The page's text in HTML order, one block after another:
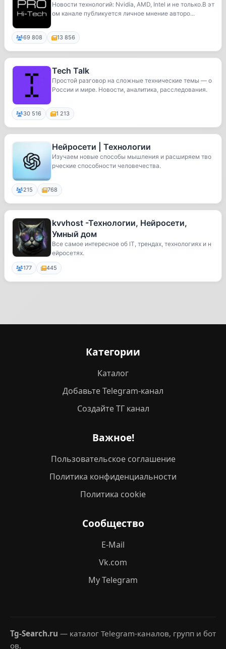
Новости технологий: Nvidia, AMD, Intel и не только.В эт
ом канале публикуется личное мнение авторо...
69 808 13 856
Tech Talk
Простой разговор на сложные технические темы — о
России и мире. Новости, аналитика, расследования.
30 516 1 213
Нейросети | Технологии
Изучаем новые способы мышления и расширяем тво
рческие способности человечества.
215 768
kvvhost -Технологии, Нейросети,
Умный дом
Все самое интересное об IT, трендах, технологиях и н
ейросетях.
177 445
Категории
Каталог
Добавьте Telegram-канал
Создайте ТГ канал
Важное!
Пользовательское соглашение
Политика конфиденциальности
Политика cookie
Сообщество
E-Mail
Vk.com
My Telegram
Tg-Search.ru — каталог Telegram-каналов, групп и бот
ов.